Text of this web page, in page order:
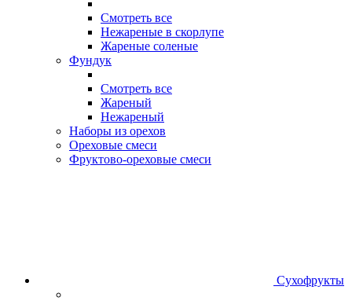
Смотреть все
Нежареные в скорлупе
Жареные соленые
Фундук
Смотреть все
Жареный
Нежареный
Наборы из орехов
Ореховые смеси
Фруктово-ореховые смеси
Сухофрукты